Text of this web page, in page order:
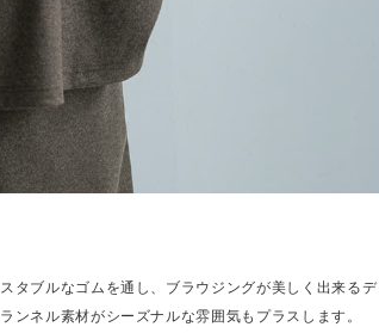
タブルなゴムを通し、ブラウジングが美しく出来るデ
ネル素材がシーズナルな雰囲気もプラスします。